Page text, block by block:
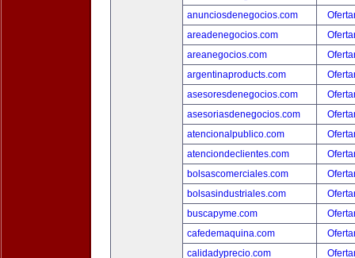
anunciosdenegocios.com
areadenegocios.com
areanegocios.com
argentinaproducts.com
asesoresdenegocios.com
asesoriasdenegocios.com
atencionalpublico.com
atenciondeclientes.com
bolsascomerciales.com
bolsasindustriales.com
buscapyme.com
cafedemaquina.com
calidadyprecio.com